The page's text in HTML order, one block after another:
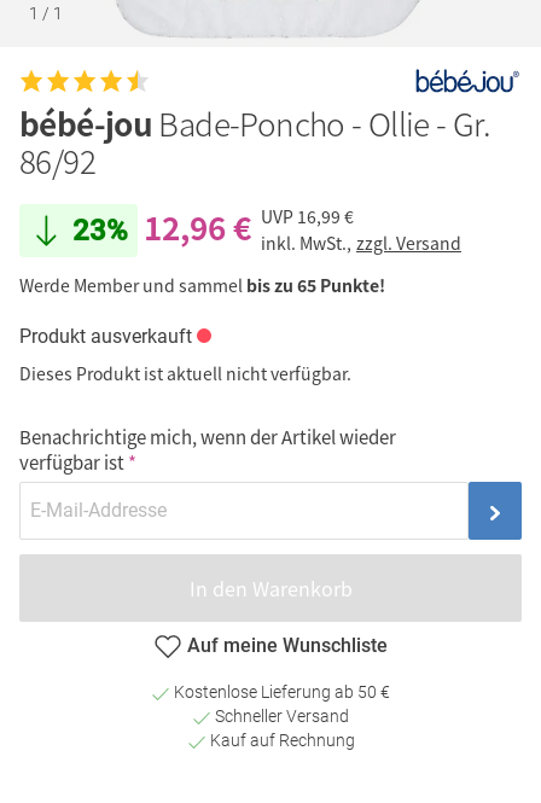
1 / 1
bébé-jou Bade-Poncho - Ollie - Gr.
86/92
23% 12,96 € UVP 16,99 €
inkl. MwSt., zzgl. Versand
Werde Member und sammel bis zu 65 Punkte!
Produkt ausverkauft
Dieses Produkt ist aktuell nicht verfügbar.
Benachrichtige mich, wenn der Artikel wieder
verfügbar ist
In den Warenkorb
Auf meine Wunschliste
Kostenlose Lieferung ab 50 €
Schneller Versand
Kauf auf Rechnung